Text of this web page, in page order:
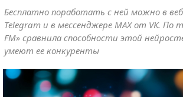
Бесплатно поработать с ней можно в
Telegram и в мессенджере MAX от VK. По
FM» сравнила способности этой
умеют ее конкуренты